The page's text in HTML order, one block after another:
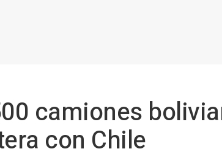
camiones
con Chile